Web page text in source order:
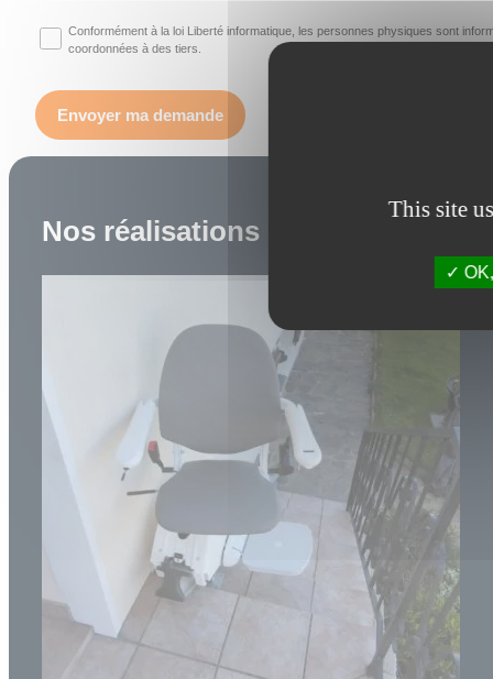
This site
Conformément à la loi Liberté informatique, les personnes physiques sont
coordonnées à des tiers.
Nos réalisations